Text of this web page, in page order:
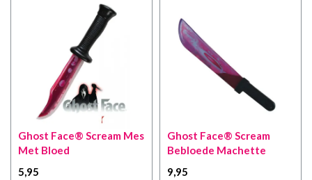
Ghost Face® Scream Mes
Met Bloed
5,95
Ghost Face® Scream
Bebloede Machette
9,95